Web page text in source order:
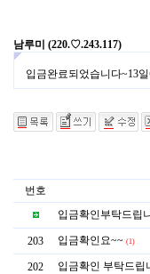
남루미 (220.♡.243.117)
입금완료되었습니다~13
번호
입금확인부탁드립
203 입금확인요~~ (1)
202 입금확인 부탁드립